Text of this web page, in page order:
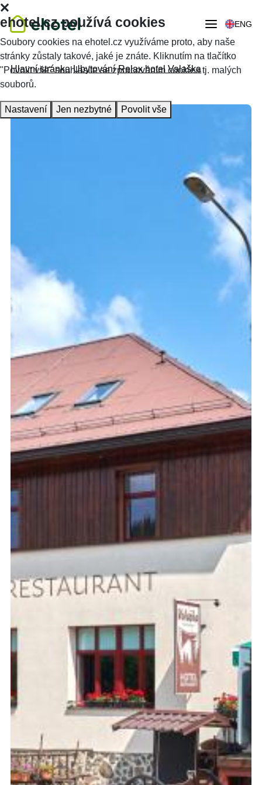
ENG
Hlavní stránka Ubytování Relax hotel Valaška
ehotel.cz používá cookies
Soubory cookies na ehotel.cz využíváme proto, aby naše
stránky zůstaly takové, jaké je znáte. Kliknutím na tlačítko
"Povolit vše" souhlasíte se zpracováním cookies tj. malých
souborů.
Nastavení Jen nezbytné Povolit vše